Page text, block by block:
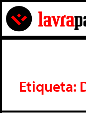
Etiqueta: